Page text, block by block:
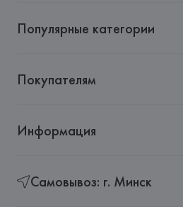
Популярные категории
Покупателям
Информация
Самовывоз: г. Минск